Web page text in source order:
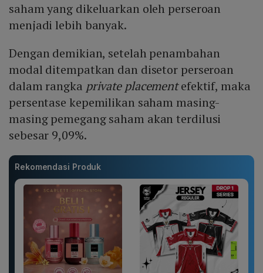
saham yang dikeluarkan oleh perseroan
menjadi lebih banyak.
Dengan demikian, setelah penambahan
modal ditempatkan dan disetor perseroan
dalam rangka private placementefektif, maka
persentase kepemilikan saham masing-
masing pemegang saham akan terdilusi
sebesar 9,09%.
Rekomendasi Produk